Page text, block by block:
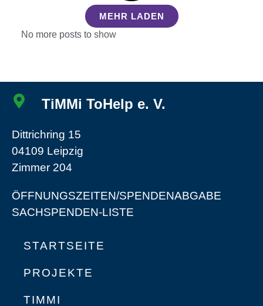
MEHR LADEN
No more posts to show
TiMMi ToHelp e. V.
Dittrichring 15
04109 Leipzig
Zimmer 204
ÖFFNUNGSZEITEN/SPENDENABGABE
SACHSPENDEN-LISTE
STARTSEITE
PROJEKTE
TIMMI